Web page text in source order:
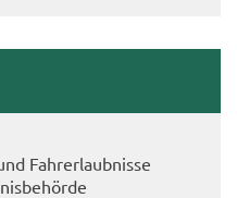
Fahr­erlaub­nis­se